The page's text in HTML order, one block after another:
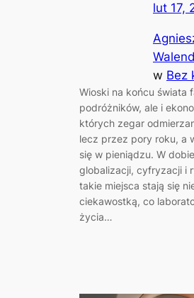
lut 17,
w Bez
Wioski na końcu świata
podróżników, ale i
których zegar
lecz przez pory roku, a
się w pieniądzu. W
globalizacji, cyfryzacji i
takie miejsca stają się
ciekawostką, co
życia…